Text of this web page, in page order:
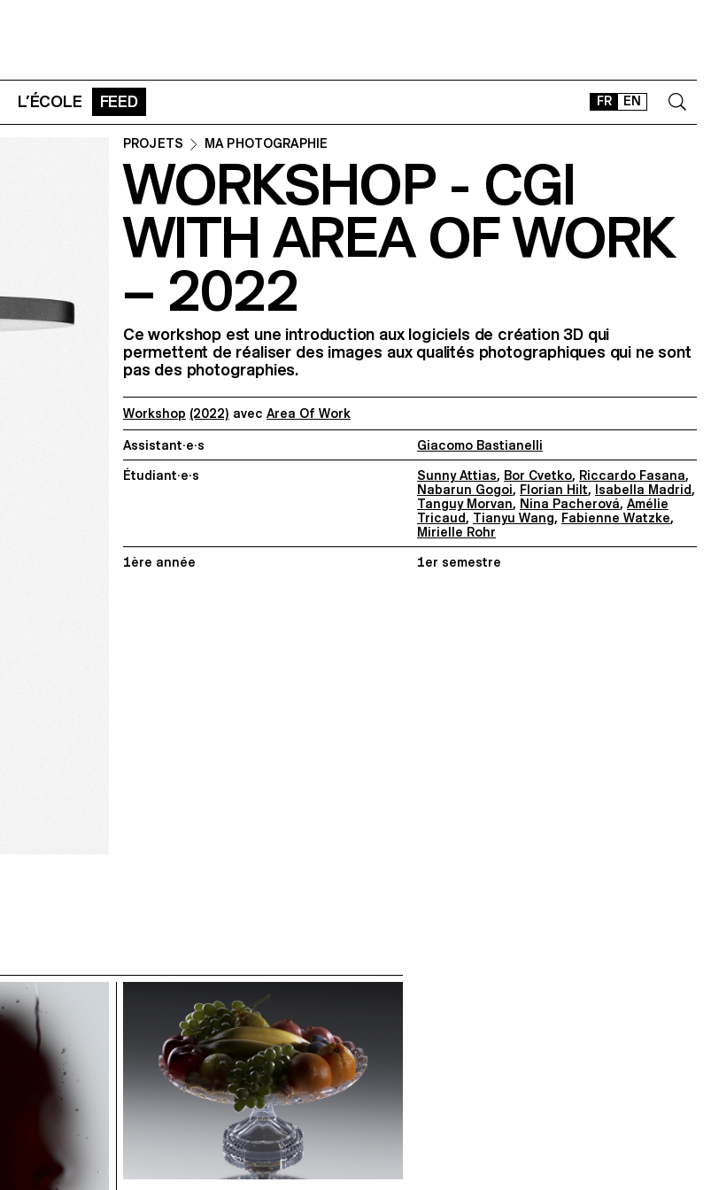
FR EN
L’ÉCOLE FEED
CONTACT
SHOP
TYPEFACES
OFFLINE-ONLINE
PROJETS MA PHOTOGRAPHIE
WORKSHOP - CGI
WITH AREA OF WORK
– 2022
Ce workshop est une introduction aux logiciels de création 3D qui
permettent de réaliser des images aux qualités photographiques qui ne sont
pas des photographies.
Workshop (2022) avec Area Of Work
Assistant·e·s Giacomo Bastianelli
Étudiant·e·s Sunny Attias, Bor Cvetko, Riccardo Fasana,
Nabarun Gogoi, Florian Hilt, Isabella Madrid,
Tanguy Morvan, Nina Pacherová, Amélie
Tricaud, Tianyu Wang, Fabienne Watzke,
Mirielle Rohr
1ère année 1er semestre